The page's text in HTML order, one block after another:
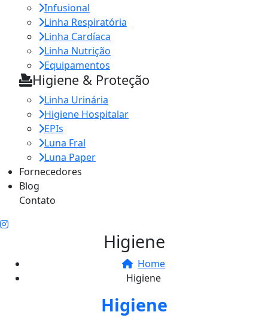
Infusional
Linha Respiratória
Linha Cardíaca
Linha Nutrição
Equipamentos
Higiene & Proteção
Linha Urinária
Higiene Hospitalar
EPIs
Luna Fral
Luna Paper
Fornecedores
Blog
Contato
Higiene
Home
Higiene
Higiene